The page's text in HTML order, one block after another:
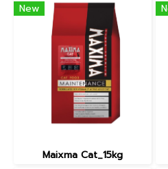
New
Maixma Cat_15kg